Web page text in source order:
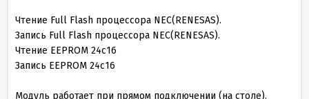
Чтение Full Flash процессора NEC(RENESAS).
Запись Full Flash процессора NEC(RENESAS).
Чтение EEPROM 24c16
Запись EEPROM 24c16
Модуль работает при прямом подключении (на столе).